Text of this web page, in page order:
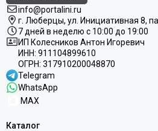
info@portalini.ru
г. Люберцы, ул. Инициативная 8,
7 дней в неделю с 10:00 до 19:00
ИП Колесников Антон Игоревич
ИНН: 911104899610
ОГРН: 317910200048870
Telegram
WhatsApp
MAX
Каталог